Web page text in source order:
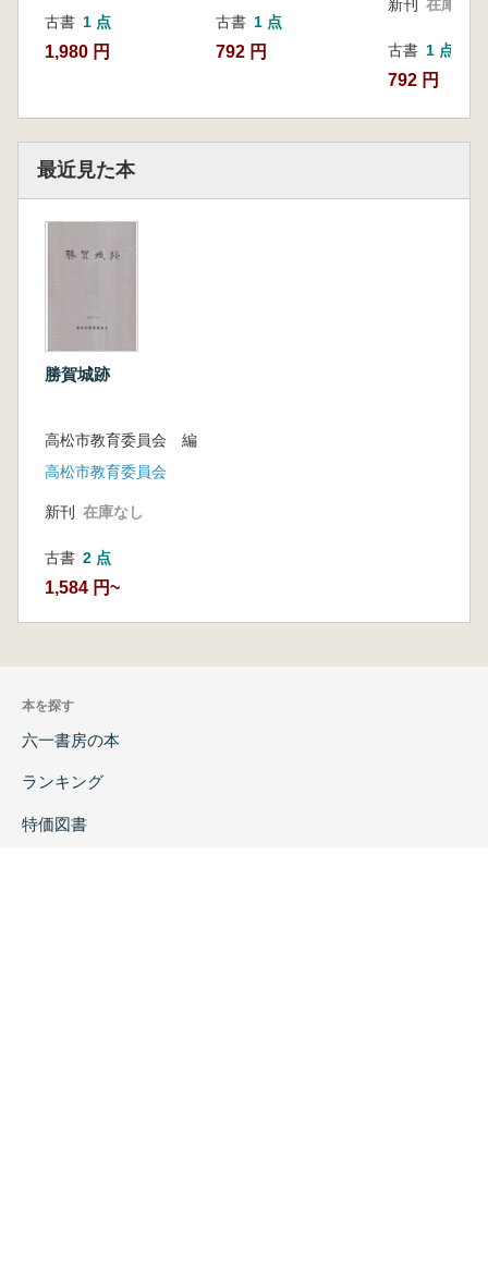
古書 1 点
1,980 円
古書 1 点
792 円
新刊 在庫なし
古書 1 点
792 円
最近見た本
勝賀城跡
高松市教育委員会 編
高松市教育委員会
新刊 在庫なし
古書 2 点
1,584 円~
本を探す
六一書房の本
ランキング
特価図書